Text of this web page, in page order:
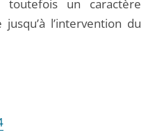
toutefois un caractère
l’intervention du